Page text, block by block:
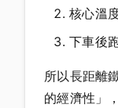
核心溫
下車後
所以長距離
的經濟性」